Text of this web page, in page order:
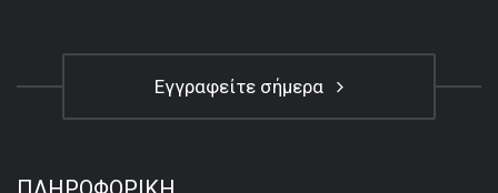
Εγγραφείτε σήμερα